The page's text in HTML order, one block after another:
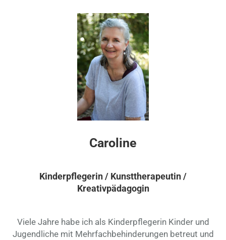
Caro line
Kinderpflegerin / Kunsttherapeutin /
Kreativpädagogin
Viele Jahre habe ich als Kinderpflegerin Kinder und
Jugendliche mit Mehrfachbehinderungen betreut und